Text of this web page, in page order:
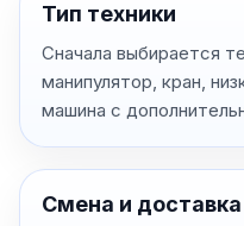
Тип техники
Сначала выбирается
манипулятор, кран,
машина с
Смена и доставка